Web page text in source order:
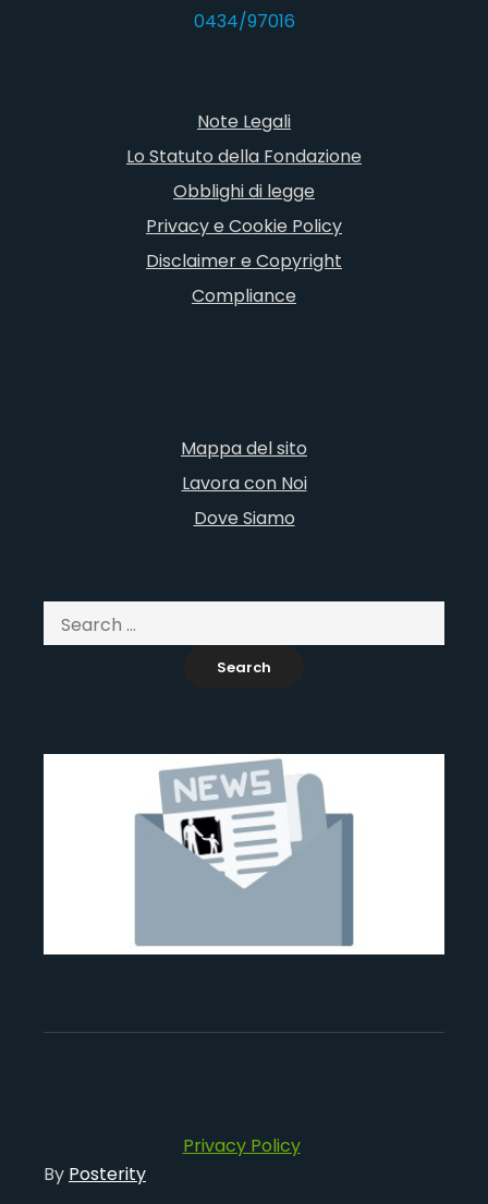
0434/97016
Note Legali
Lo Statuto della Fondazione
Obblighi di legge
Privacy e Cookie Policy
Disclaimer e Copyright
Compliance
Mappa del sito
Lavora con Noi
Dove Siamo
Privacy Policy
By Posterity